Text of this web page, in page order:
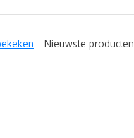
Nieuwste producten